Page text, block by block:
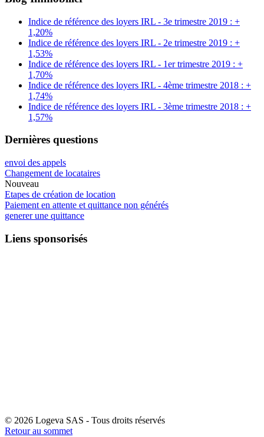
Indice de référence des loyers IRL - 3e trimestre 2019 : +
1,20%
Indice de référence des loyers IRL - 2e trimestre 2019 : +
1,53%
Indice de référence des loyers IRL - 1er trimestre 2019 : +
1,70%
Indice de référence des loyers IRL - 4ème trimestre 2018 : +
1,74%
Indice de référence des loyers IRL - 3ème trimestre 2018 : +
1,57%
Dernières questions
envoi des appels
Changement de locataires
Nouveau
Etapes de création de location
Paiement en attente et quittance non générés
generer une quittance
Liens sponsorisés
© 2026 Logeva SAS - Tous droits réservés
Retour au sommet